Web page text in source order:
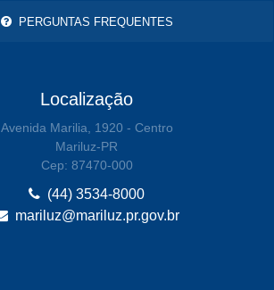
PERGUNTAS FREQUENTES
Localização
Avenida Marilia, 1920 - Centro
Mariluz-PR
Cep: 87470-000
(44) 3534-8000
mariluz@mariluz.pr.gov.br